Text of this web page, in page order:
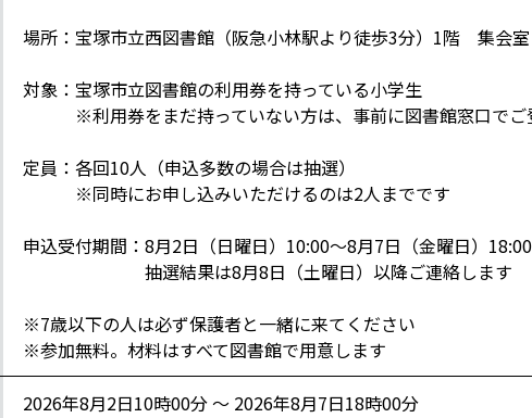
場所：宝塚市立西図書館（阪急小林駅より徒歩3分）1階 集会室
対象：宝塚市立図書館の利用券を持っている小学生
※利用券をまだ持っていない方は、事前に図書館窓口でご
定員：各回10人（申込多数の場合は抽選）
※同時にお申し込みいただけるのは2人までです
申込受付期間：8月2日（日曜日）10:00～8月7日（金曜日）18:00
抽選結果は8月8日（土曜日）以降ご連絡します
※7歳以下の人は必ず保護者と一緒に来てください
※参加無料。材料はすべて図書館で用意します
2026年8月2日10時00分 ～ 2026年8月7日18時00分